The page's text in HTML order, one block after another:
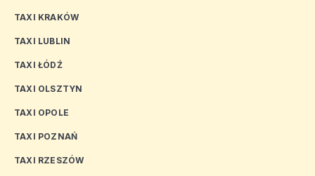
TAXI KRAKÓW
TAXI LUBLIN
TAXI ŁÓDŹ
TAXI OLSZTYN
TAXI OPOLE
TAXI POZNAŃ
TAXI RZESZÓW